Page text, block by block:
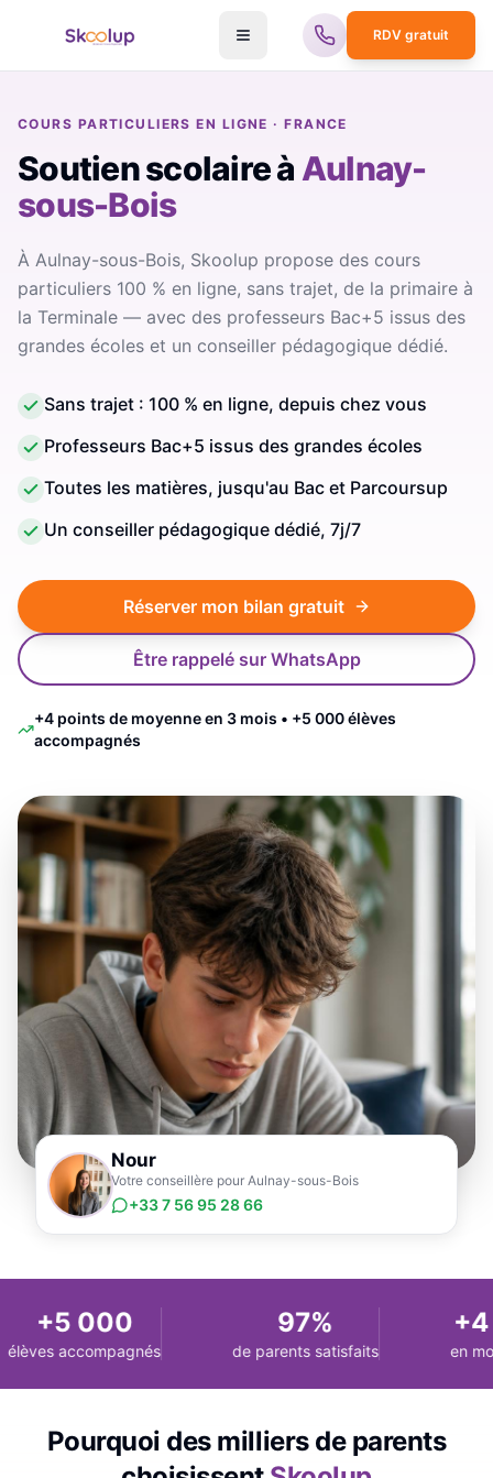
RDV gratuit
COURS PARTICULIERS EN LIGNE · FRANCE
Soutien scolaireà Aulnay-
sous-Bois
À Aulnay-sous-Bois, Skoolup propose des cours
particuliers 100 % en ligne, sans trajet, de la primaire à
la Terminale — avec des professeurs Bac+5 issus des
grandes écoles et un conseiller pédagogique dédié.
Sans trajet : 100 % en ligne, depuis chez vous
Professeurs Bac+5 issus des grandes écoles
Toutes les matières, jusqu'au Bac et Parcoursup
Un conseiller pédagogique dédié, 7j/7
Réserver mon bilan gratuit
Être rappelé sur WhatsApp
+4 points de moyenne en 3 mois • +5 000 élèves
accompagnés
Nour
Votre conseillère pour Aulnay-sous-Bois
+33 7 56 95 28 66
+5 000
accompagnés
97%
de parents satisfaits
+4
en
Pourquoi des milliers de parents